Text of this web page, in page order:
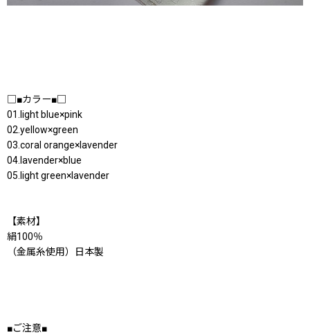
□■カラー■□
01.light blue×pink
02.yellow×green
03.coral orange×lavender
04.lavender×blue
05.light green×lavender
【素材】
絹100％
（金属糸使用）日本製
■ご注意■